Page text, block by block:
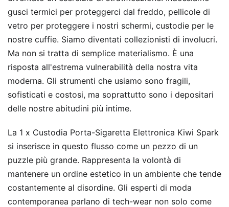
gusci termici per proteggerci dal freddo, pellicole di
vetro per proteggere i nostri schermi, custodie per le
nostre cuffie. Siamo diventati collezionisti di involucri.
Ma non si tratta di semplice materialismo. È una
risposta all'estrema vulnerabilità della nostra vita
moderna. Gli strumenti che usiamo sono fragili,
sofisticati e costosi, ma soprattutto sono i depositari
delle nostre abitudini più intime.
La 1 x Custodia Porta-Sigaretta Elettronica Kiwi Spark
si inserisce in questo flusso come un pezzo di un
puzzle più grande. Rappresenta la volontà di
mantenere un ordine estetico in un ambiente che tende
costantemente al disordine. Gli esperti di moda
contemporanea parlano di tech-wear non solo come